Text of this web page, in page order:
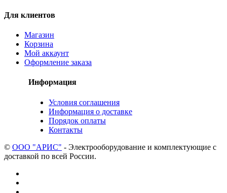
Для клиентов
Магазин
Корзина
Мой аккаунт
Оформление заказа
Информация
Условия соглашения
Информация о доставке
Порядок оплаты
Контакты
© ООО "АРИС" - Электрооборудование и комплектующие с
доставкой по всей России.